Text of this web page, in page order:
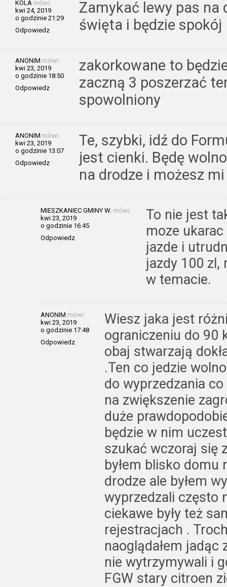
KOLA mówi:
kwi 24, 2019
o godzinie 21:29
Odpowiedz
Zamykać lewy pas
święta i będzie spokój
ANONIM mówi:
kwi 23, 2019
o godzinie 18:50
Odpowiedz
zakorkowane to
zaczną 3 poszerzać
spowolniony
ANONIM mówi:
kwi 23, 2019
o godzinie 13:07
Odpowiedz
Te, szybki, idź do
jest cienki. Będę
na drodze i możesz
MIESZKANIEC GMINY W. mówi:
kwi 23, 2019
o godzinie 16:45
Odpowiedz
To nie jest
moze
jazde i
jazdy 100
w temacie.
ANONIM mówi:
kwi 23, 2019
o godzinie 17:48
Odpowiedz
Wiesz jaka jest
ograniczeniu do 90
obaj stwarzają
.Ten co jedzie
do wyprzedzania
na zwiększenie
duże
będzie w nim
szukać wczoraj się
byłem blisko domu
drodze ale byłem
wyprzedzali często
ciekawe były też
rejestracjach .
naoglądałem
nie wytrzymywali i
FGW stary citroen